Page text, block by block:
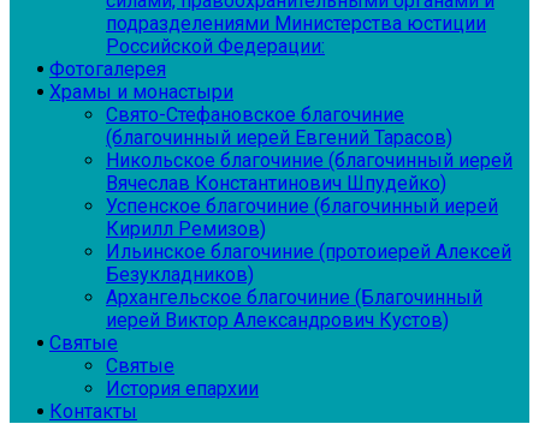
подразделениями Министерства юстиции
Российской Федерации:
Фотогалерея
Храмы и монастыри
Свято-Стефановское благочиние
(благочинный иерей Евгений Тарасов)
Никольское благочиние (благочинный иерей
Вячеслав Константинович Шпудейко)
Успенское благочиние (благочинный иерей
Кирилл Ремизов)
Ильинское благочиние (протоиерей Алексей
Безукладников)
Архангельское благочиние (Благочинный
иерей Виктор Александрович Кустов)
Святые
Святые
История епархии
Контакты